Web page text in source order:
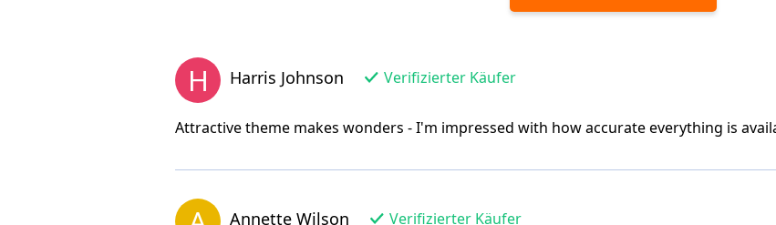
H Harris Johnson Verifizierter Käufer
Attractive theme makes wonders - I'm impressed with how accurate everything is
Annette Wilson Verifizierter Käufer